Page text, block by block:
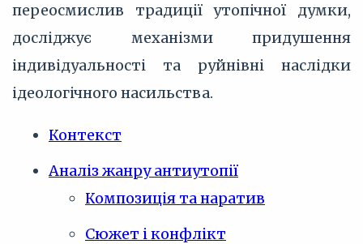
переосмислив традиції утопічної думки,
досліджує механізми придушення
індивідуальності та руйнівні наслідки
ідеологічного насильства.
Контекст
Аналіз жанру антиутопії
Композиція та наратив
Сюжет і конфлікт